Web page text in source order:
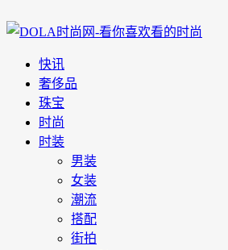
快讯
奢侈品
珠宝
时尚
时装
男装
女装
潮流
搭配
街拍